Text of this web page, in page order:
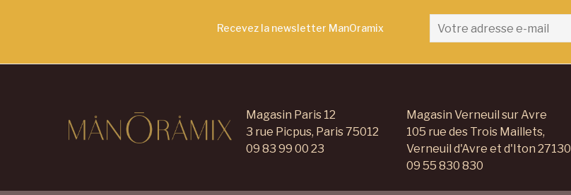
Recevez la newsletter ManOramix
Magasin Paris 12
3 rue Picpus, Paris 75012
09 83 99 00 23
Magasin Verneuil sur Avre
105 rue des Trois Maillets,
Verneuil d'Avre et d'Iton 27130
09 55 830 830